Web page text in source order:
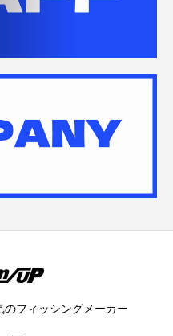
フィッシングメーカー